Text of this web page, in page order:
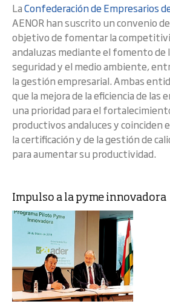
LaConfederación de Empresarios
AENOR han suscrito un convenio
objetivo de fomentar la
andaluzas mediante el fomento de
seguridad y el medio ambiente,
la gestión empresarial. Ambas
que la mejora de la eficiencia de las
una prioridad para el
productivos andaluces y coinciden
la certificación y de la gestión de
para aumentar su productividad.
Impulso a la pyme innovadora